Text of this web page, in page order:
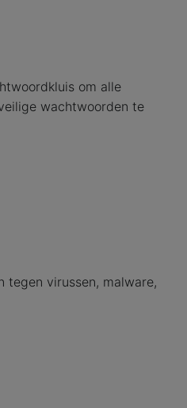
om alle
wachtwoorden te
tegen virussen, malware,